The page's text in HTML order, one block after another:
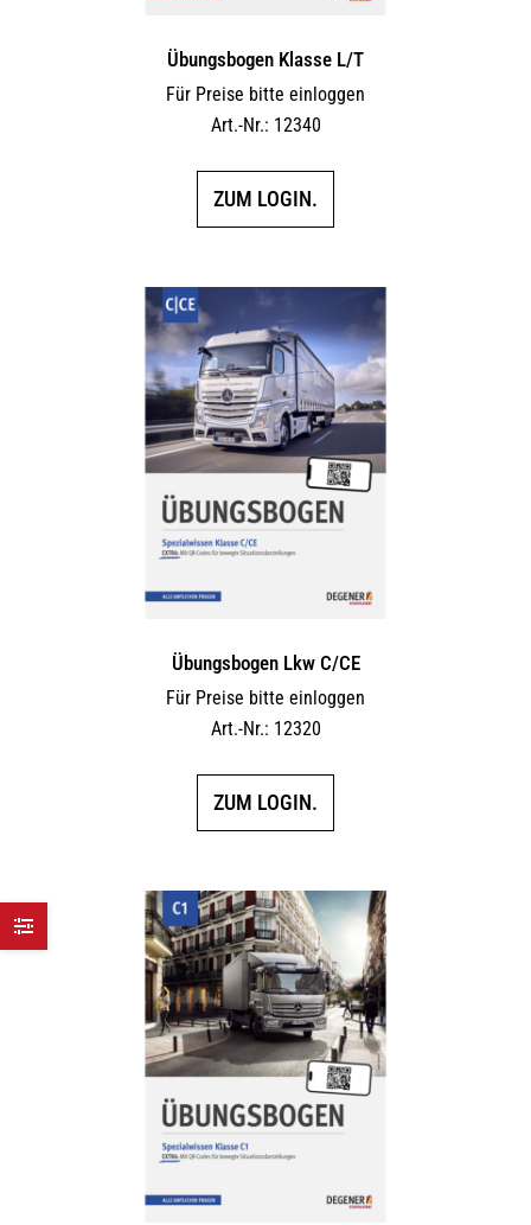
Übungsbogen Klasse L/T
Für Preise bitte einloggen
Art.-Nr.: 12340
ZUM LOGIN.
Übungsbogen Lkw C/CE
Für Preise bitte einloggen
Art.-Nr.: 12320
ZUM LOGIN.